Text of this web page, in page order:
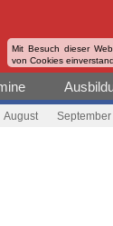
Mit Besuch dieser
von Cookies
August September